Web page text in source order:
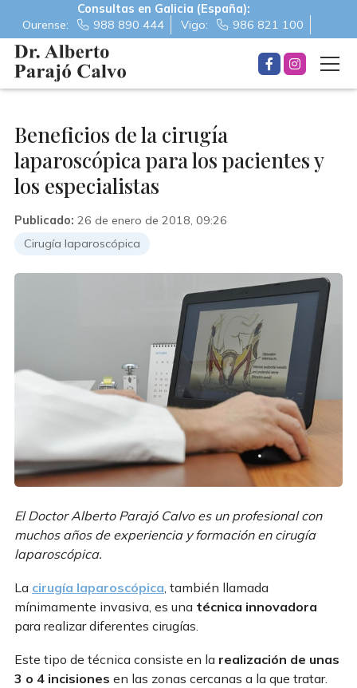
Consultas en Galicia (España):
Ourense:
988 890 444 Vigo: 986 821 100
Beneficios de la cirugía
laparoscópica para los pacientes y
los especialistas
Publicado: 26 de enero de 2018, 09:26
Cirugía laparoscópica
El Doctor Alberto Parajó Calvo es un profesional con
muchos años de experiencia y formación en cirugía
laparoscópica.
La cirugía laparoscópica, también llamada
mínimamente invasiva, es una técnica innovadora
para realizar diferentes cirugías.
Este tipo de técnica consiste en la realización de unas
3 o 4 incisiones en las zonas cercanas a la que tratar.